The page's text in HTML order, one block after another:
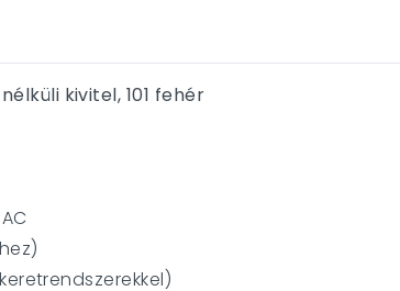
kivitel, 101 fehér